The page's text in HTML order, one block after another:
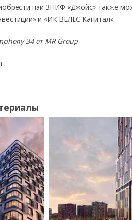
паи ЗПИФ «Джойс» также
и «ИК ВЕЛЕС Капитал».
34 от MR Group